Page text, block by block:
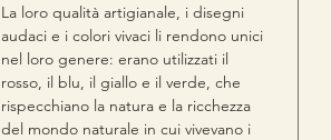
La loro qualità artigianale, i disegni
audaci e i colori vivaci li rendono unici
nel loro genere: erano utilizzati il
rosso, il blu, il giallo e il verde, che
rispecchiano la natura e la ricchezza
del mondo naturale in cui vivevano i